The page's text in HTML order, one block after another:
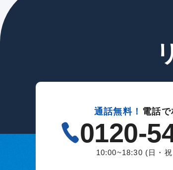
通話無料！ 電話で
0120-
10:00~18:30 (日・